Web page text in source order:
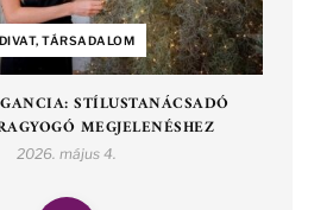
DIVAT, TÁRSADALOM
STÍLUSTANÁCSADÓ
MEGJELENÉSHEZ
2026. május 4.